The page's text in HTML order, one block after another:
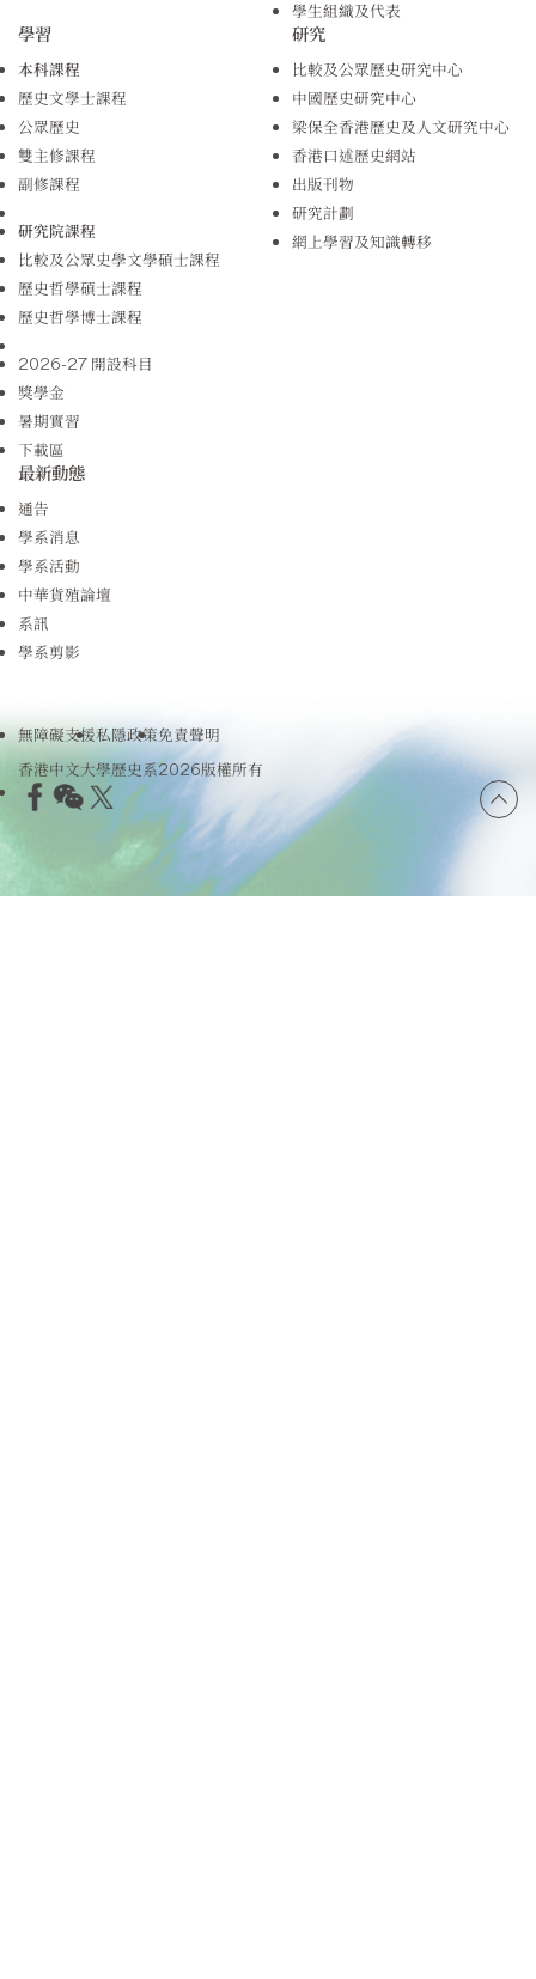
學生組織及代表
學習
本科課程
歷史文學士課程
公眾歷史
雙主修課程
副修課程
研究院課程
比較及公眾史學文學碩士課程
歷史哲學碩士課程
歷史哲學博士課程
2026-27 開設科目
獎學金
暑期實習
下載區
研究
比較及公眾歷史研究中心
中國歷史研究中心
梁保全香港歷史及人文研究中心
香港口述歷史網站
出版刊物
研究計劃
網上學習及知識轉移
最新動態
通告
學系消息
學系活動
中華貨殖論壇
系訊
學系剪影
無障礙支援私隱政策免責聲明
香港中文大學歷史系2026版權所有